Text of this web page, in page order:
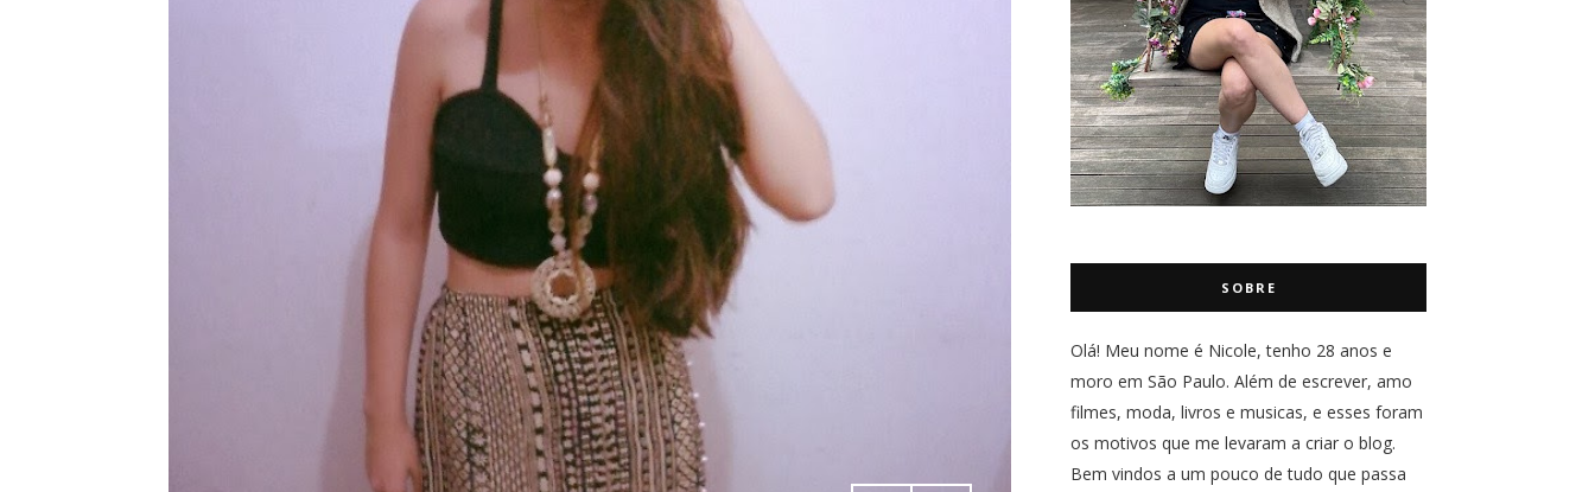
SOBRE
Olá! Meu nome é Nicole, tenho 28 anos e
moro em São Paulo. Além de escrever, amo
filmes, moda, livros e musicas, e esses foram
os motivos que me levaram a criar o blog.
Bem vindos a um pouco de tudo que passa